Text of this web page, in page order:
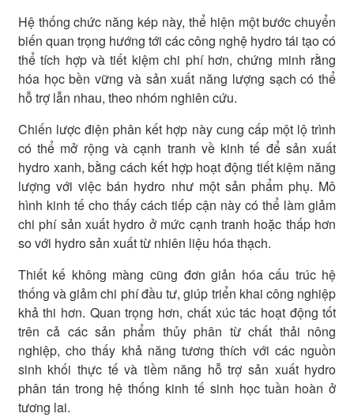
Hệ thống chức năng kép này, thể hiện một bước chuyển
biến quan trọng hướng tới các công nghệ hydro tái tạo có
thể tích hợp và tiết kiệm chi phí hơn, chứng minh rằng
hóa học bền vững và sản xuất năng lượng sạch có thể
hỗ trợ lẫn nhau, theo nhóm nghiên cứu.
Chiến lược điện phân kết hợp này cung cấp một lộ trình
có thể mở rộng và cạnh tranh về kinh tế để sản xuất
hydro xanh, bằng cách kết hợp hoạt động tiết kiệm năng
lượng với việc bán hydro như một sản phẩm phụ. Mô
hình kinh tế cho thấy cách tiếp cận này có thể làm giảm
chi phí sản xuất hydro ở mức cạnh tranh hoặc thấp hơn
so với hydro sản xuất từ ​​nhiên liệu hóa thạch.
Thiết kế không màng cũng đơn giản hóa cấu ​​trúc hệ
thống và giảm chi phí đầu tư, giúp triển khai công nghiệp
khả thi hơn. Quan trọng hơn, chất xúc tác hoạt động tốt
trên cả các sản phẩm thủy phân từ chất thải nông
nghiệp, cho thấy khả năng tương thích với các nguồn
sinh khối thực tế và tiềm năng hỗ trợ sản xuất hydro
phân tán trong hệ thống kinh tế sinh học tuần hoàn ở
tương lai.